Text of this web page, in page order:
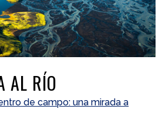
AL RÍO
de campo: una mirada a